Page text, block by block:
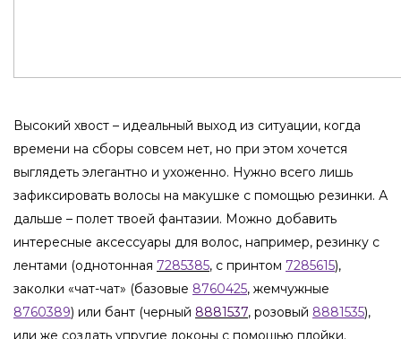
Высокий хвост – идеальный выход из ситуации, когда
времени на сборы совсем нет, но при этом хочется
выглядеть элегантно и ухоженно. Нужно всего лишь
зафиксировать волосы на макушке с помощью резинки. А
дальше – полет твоей фантазии. Можно добавить
интересные аксессуары для волос, например, резинку с
лентами (однотонная 7285385, с принтом 7285615),
заколки «чат-чат» (базовые 8760425, жемчужные
8760389) или бант (черный 8881537, розовый 8881535),
или же создать упругие локоны с помощью плойки.